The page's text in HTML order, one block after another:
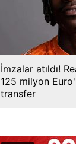
İmzalar atıldı!
125 milyon
transfer